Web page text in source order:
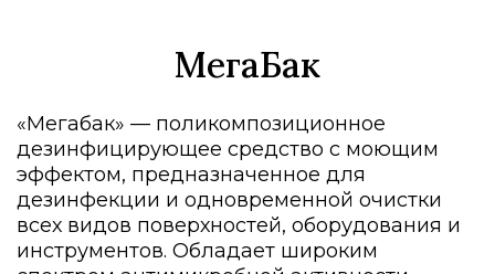
МегаБак
«Мегабак» — поликомпозиционное
дезинфицирующее средство с моющим
эффектом, предназначенное для
дезинфекции и одновременной очистки
всех видов поверхностей, оборудования и
инструментов. Обладает широким